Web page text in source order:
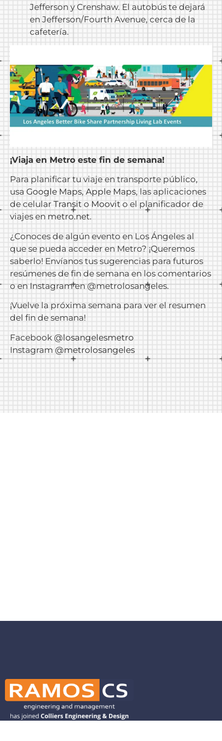
Jefferson y Crenshaw. El autobús te dejará
en Jefferson/Fourth Avenue, cerca de la
cafetería.
¡Viaja en Metro este fin de semana!
Para planificar tu viaje en transporte público,
usa Google Maps, Apple Maps, las aplicaciones
de celular Transit o Moovit o el planificador de
viajes en metro.net.
¿Conoces de algún evento en Los Ángeles al
que se pueda acceder en Metro? ¡Queremos
saberlo! Envíanos tus sugerencias para futuros
resúmenes de fin de semana en los comentarios
o en Instagram en @metrolosangeles.
¡Vuelve la próxima semana para ver el resumen
del fin de semana!
Facebook @losangelesmetro
Instagram @metrolosangeles